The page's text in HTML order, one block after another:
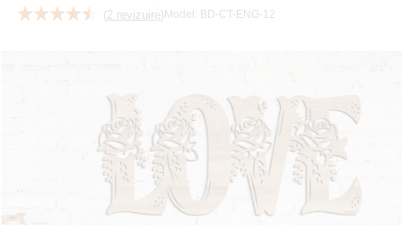
(2 revizuire) Model: BD-CT-ENG-12